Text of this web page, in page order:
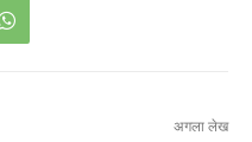
अगला लेख